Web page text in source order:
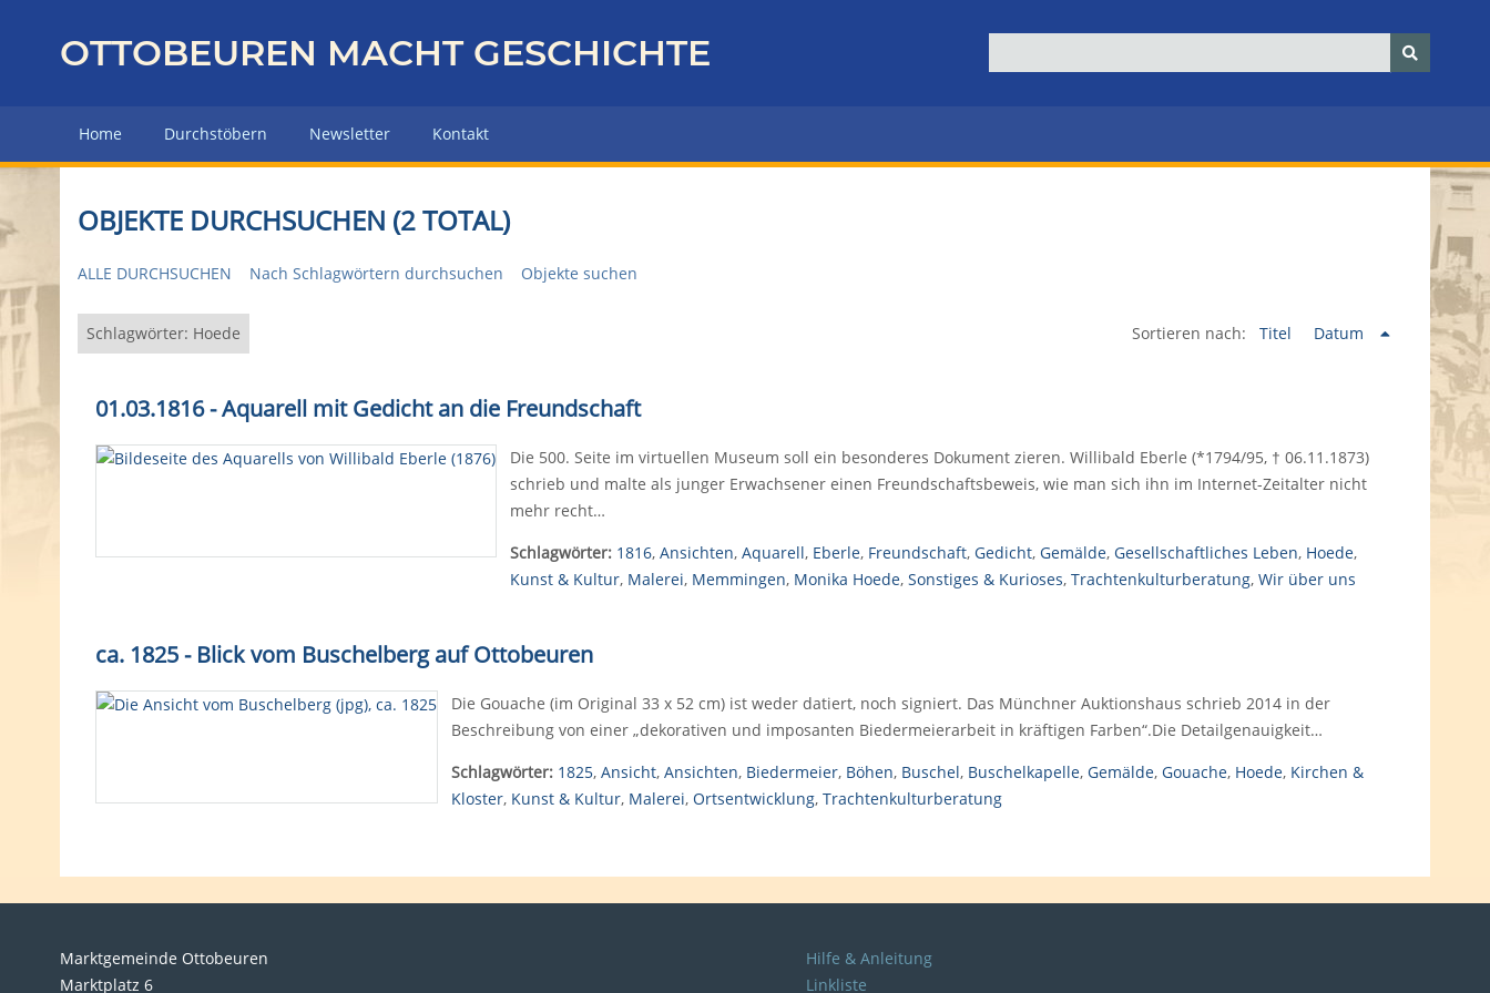
z
r
H
u
p
e
OTTOBEUREN MACHT GESCHICHTE
Home Durchstöbern Newsletter Kontakt
OBJEKTE DURCHSUCHEN (2 TOTAL)
ALLE DURCHSUCHEN Nach Schlagwörtern durchsuchen Objekte suchen
Schlagwörter: Hoede Sortieren nach: Titel Datum
01.03.1816 - Aquarell mit Gedicht an die Freundschaft
Die 500. Seite im virtuellen Museum soll ein besonderes Dokument zieren. Willibald Eberle (*1794/95, † 06.11.1873)
schrieb und malte als junger Erwachsener einen Freundschaftsbeweis, wie man sich ihn im Internet-Zeitalter nicht
mehr recht…
Schlagwörter: 1816, Ansichten, Aquarell, Eberle, Freundschaft, Gedicht, Gemälde, Gesellschaftliches Leben, Hoede,
Kunst & Kultur, Malerei, Memmingen, Monika Hoede, Sonstiges & Kurioses, Trachtenkulturberatung, Wir über uns
ca. 1825 - Blick vom Buschelberg auf Ottobeuren
Die Gouache (im Original 33 x 52 cm) ist weder datiert, noch signiert. Das Münchner Auktionshaus schrieb 2014 in der
Beschreibung von einer „dekorativen und imposanten Biedermeierarbeit in kräftigen Farben“.Die Detailgenauigkeit…
Schlagwörter: 1825, Ansicht, Ansichten, Biedermeier, Böhen, Buschel, Buschelkapelle, Gemälde, Gouache, Hoede, Kirchen &
Kloster, Kunst & Kultur, Malerei, Ortsentwicklung, Trachtenkulturberatung
Marktgemeinde Ottobeuren
Marktplatz 6
Hilfe & Anleitung
Linkliste